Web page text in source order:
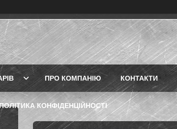
ПРО КОМПАНІЮ КОНТАКТИ
КОНФІДЕНЦІЙНОСТІ